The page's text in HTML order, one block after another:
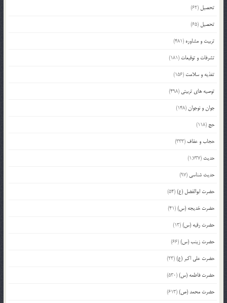
تحصیل (62)
تحصیل (65)
تربیت و مشاوره (481)
تشرفات و توقیعات (181)
تغذیه و سلامت (156)
توصیه های تربیتی (498)
جوان و نوجوان(148)
حج (118)
حجاب و عفاف (333)
حدیث (1,737)
حدیث شناسی (97)
حضرت ابوالفضل (ع)(54)
حضرت خدیجه (س)(41)
حضرت رقیه (س)(13)
حضرت زینب (س)(66)
حضرت علی اکبر (ع)(23)
حضرت فاطمه (س)(530)
حضرت محمد (ص)(613)